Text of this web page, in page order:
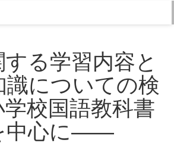
る学習内容と
識についての検
校国語教科書
中心に――